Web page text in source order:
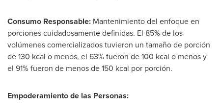
Consumo Responsable: Mantenimiento del enfoque en
porciones cuidadosamente definidas. El 85% de los
volúmenes comercializados tuvieron un tamaño de porción
de 130 kcal o menos, el 63% fueron de 100 kcal o menos y
el 91% fueron de menos de 150 kcal por porción.
Empoderamiento de las Personas: